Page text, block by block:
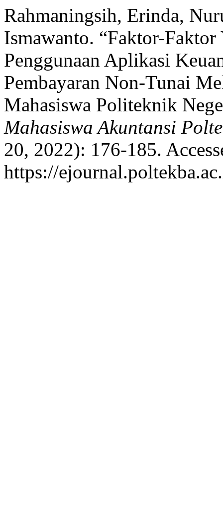
Rahmaningsih, Erinda,
Ismawanto. “Faktor-
Penggunaan Aplikasi
Pembayaran Non-Tunai
Mahasiswa Politeknik
Mahasiswa Akuntansi
20, 2022): 176-185.
https://